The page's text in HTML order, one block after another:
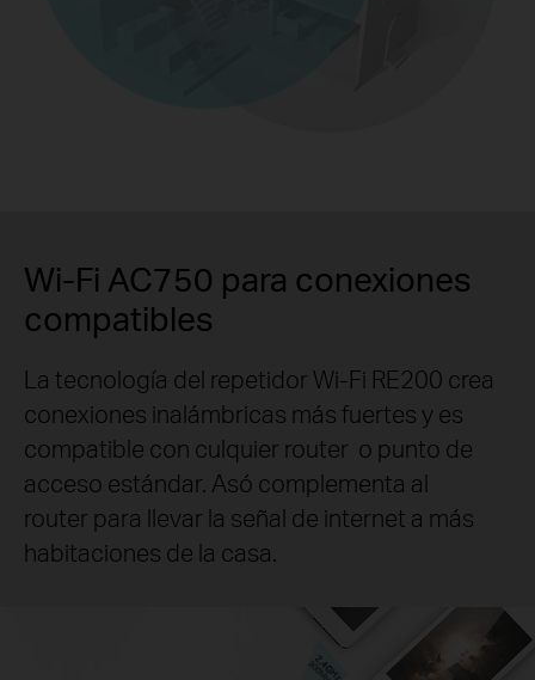
Wi-Fi AC750 para conexiones
compatibles
La tecnología del repetidor Wi-Fi RE200 crea
conexiones inalámbricas más fuertes y es
compatible con culquier router o punto de
acceso estándar. Asó complementa al
router para llevar la señal de internet a más
habitaciones de la casa.